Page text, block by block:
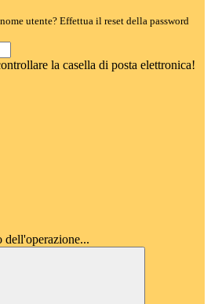
utente? Effettua il reset della password
la casella di posta elettronica!
dell'operazione...